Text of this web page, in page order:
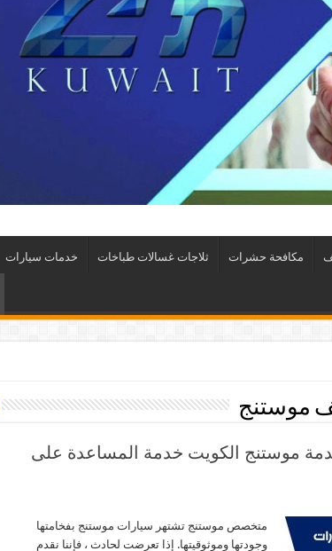
مكافحة حشرات ثلاجات غسالات طباخات خدمات سيارات
موستنج
موستنج 55566920 خدمة موستنج الكويت خدمة المساعدة على
متخصص موستنج تشتهر سيارات موستنج بفخامتها
وجودتها وموثوقيتها. إذا تعرضت لحادث ، فإننا نقدم